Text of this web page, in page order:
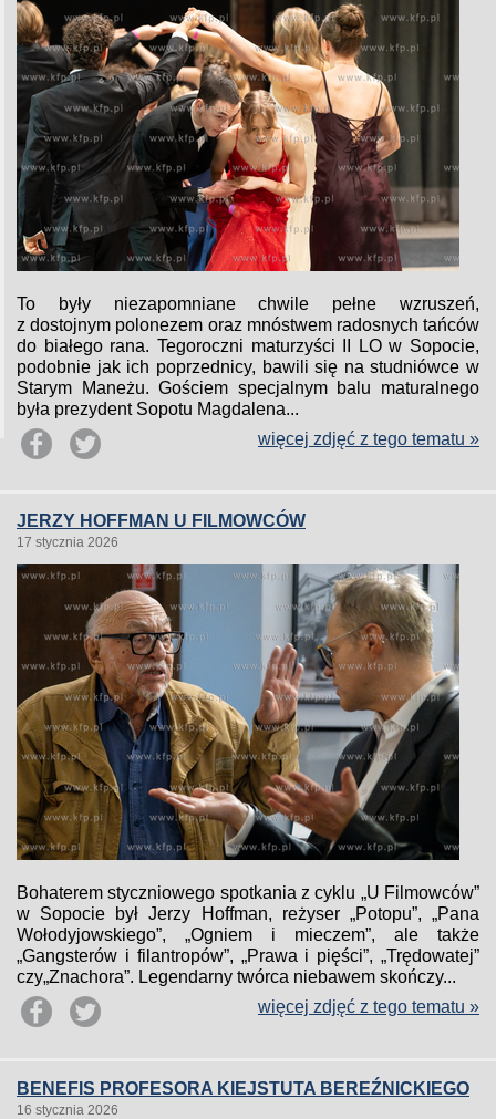
To były niezapomniane chwile pełne wzruszeń,
z dostojnym polonezem oraz mnóstwem radosnych tańców
do białego rana. Tegoroczni maturzyści II LO w Sopocie,
podobnie jak ich poprzednicy, bawili się na studniówce w
Starym Maneżu. Gościem specjalnym balu maturalnego
była prezydent Sopotu Magdalena...
więcej zdjęć z tego tematu »
JERZY HOFFMAN U FILMOWCÓW
17 stycznia 2026
Bohaterem styczniowego spotkania z cyklu „U Filmowców”
w Sopocie był Jerzy Hoffman, reżyser „Potopu”, „Pana
Wołodyjowskiego”, „Ogniem i mieczem”, ale także
„Gangsterów i filantropów”, „Prawa i pięści”, „Trędowatej”
czy„Znachora”. Legendarny twórca niebawem skończy...
więcej zdjęć z tego tematu »
BENEFIS PROFESORA KIEJSTUTA BEREŹNICKIEGO
16 stycznia 2026